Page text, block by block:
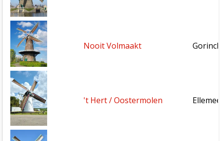
Nooit Volmaakt
't Hert / Oostermolen